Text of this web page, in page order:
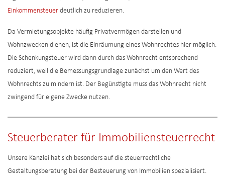
Einkommensteuer deutlich zu reduzieren.
Da Vermietungsobjekte häufig Privatvermögen darstellen und
Wohnzwecken dienen, ist die Einräumung eines Wohnrechtes hier möglich.
Die Schenkungsteuer wird dann durch das Wohnrecht entsprechend
reduziert, weil die Bemessungsgrundlage zunächst um den Wert des
Wohnrechts zu mindern ist. Der Begünstigte muss das Wohnrecht nicht
zwingend für eigene Zwecke nutzen.
Steuerberater für Immobiliensteuerrecht
Unsere Kanzlei hat sich besonders auf die steuerrechtliche
Gestaltungsberatung bei der Besteuerung von Immobilien spezialisiert.